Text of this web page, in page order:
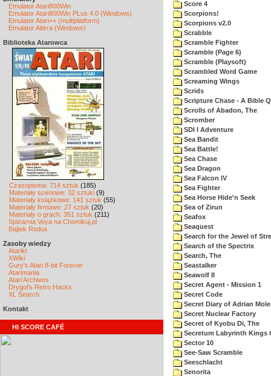
Emulator Atari800Win
Emulator Atari800Win PLus 4.0 (Windows)
Emulator Atari++ (multiplatform)
Emulator Altirra (Windows)
Biblioteka Atarowca
Czasopisma: 714 sztuk (185)
Materiały scenowe: 32 sztuki (9)
Materiały książkowe: 141 sztuk (55)
Materiały firmowe: 27 sztuk (20)
Materiały o grach: 351 sztuk (211)
Spiżarnia Voya na Chomikuj.pl
Bajtek Redux
Zasoby wiedzy
Atariki
XWiki
Gury's Atari 8-bit Forever
Atarimania
Atari Archives
Drygol's Retro Hacks
XL Search
Kontakt
HI SCORE CAFÉ
Score 4
Scorpions!
Scorpions v2.0
Scrabble
Scramble Fighter
Scramble (Page 6)
Scramble (Playsoft)
Scrambled Word Game
Screaming Wings
Scrids
Scripture Chase - A Bible
Scrolls of Abadon, The
Scromber
SDI I Adventure
Sea Bandit
Sea Battle!
Sea Chase
Sea Dragon
Sea Falcon IV
Sea Fighter
Sea Horse Hide'n Seek
Sea of Zirun
Seafox
Seaquest
Search for the Jewel of
Search of the Spectrix
Search, The
Seastalker
Seawolf II
Secret Agent - Mission 1
Secret Code
Secret Diary of Adrian
Secret Nuclear Factory
Secret of Kyobu Di, The
Secretum Labyrinth Kings
Sector 10
See-Saw Scramble
Seeschlacht
Senorita